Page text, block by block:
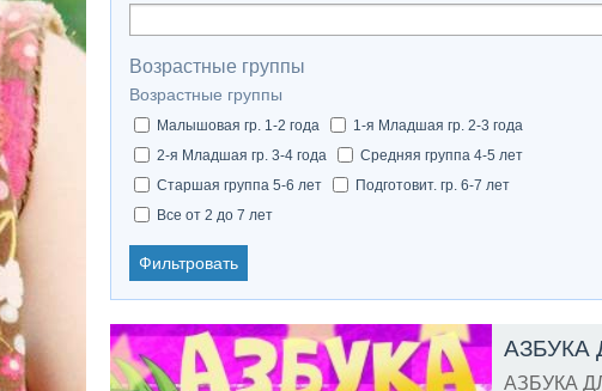
Возрастные группы
Возрастные группы
Малышовая гр. 1-2 года
1-я Младшая гр. 2-3 года
2-я Младшая гр. 3-4 года
Средняя группа 4-5 лет
Старшая группа 5-6 лет
Подготовит. гр. 6-7 лет
Все от 2 до 7 лет
Фильтровать
АЗБУКА